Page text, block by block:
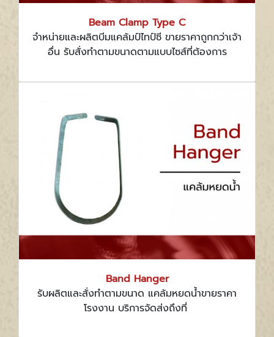
Beam Clamp Type C
จำหน่ายและผลิตบีมแคล้มป์ไทป์ซี ขายราคาถูกกว่าเจ้า
อื่น รับสั่งทำตามขนาดตามแบบไซส์ที่ต้องการ
Band Hanger
รับผลิตและสั่งทำตามขนาด แคล้มหยดน้ำขายราคา
โรงงาน บริการจัดส่งถึงที่